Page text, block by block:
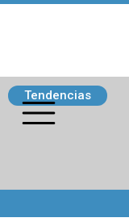
Tendencias